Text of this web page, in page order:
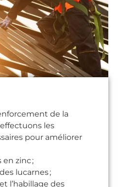
de la
les
pour améliorer
zinc ;
lucarnes ;
l’habillage des